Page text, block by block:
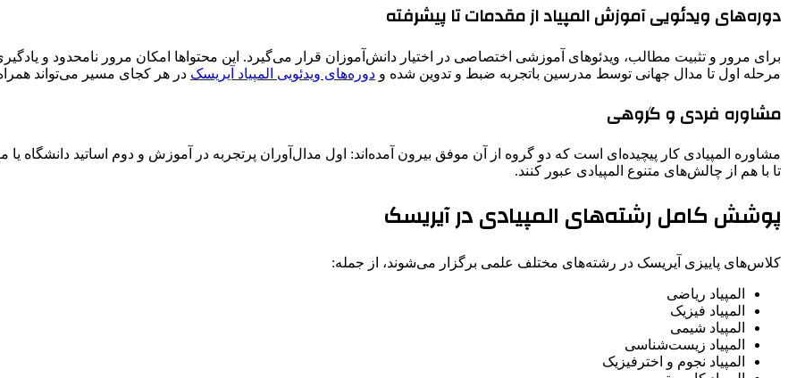
دوره‌های ویدئویی آموزش المپیاد از مقدمات تا پیشرفته
برای مرور و تثبیت مطالب، ویدئوهای آموزشی اختصاصی در اختیار دانش‌آموزان قرار می‌گیرد. این محتواها امکان مرور نامحدود و
مرحله اول تا مدال جهانی توسط مدرسین باتجربه ضبط و تدوین شده و دوره‌های ویدئویی المپیاد آیریسک در هر کجای مسیر می‌تواند
مشاوره فردی و گروهی
مشاوره المپیادی کار پیچیده‌ای است که دو گروه از آن موفق بیرون آمده‌اند: اول مدال‌آوران پرتجربه در آموزش و دوم اساتید دانشگاه یا
تا با هم از چالش‌های متنوع المپیادی عبور کنند.
پوشش کامل رشته‌های المپیادی در آیریسک
کلاس‌های پاییزی آیریسک در رشته‌های مختلف علمی برگزار می‌شوند، از جمله:
المپیاد ریاضی
المپیاد فیزیک
المپیاد شیمی
المپیاد زیست‌شناسی
المپیاد نجوم و اخترفیزیک